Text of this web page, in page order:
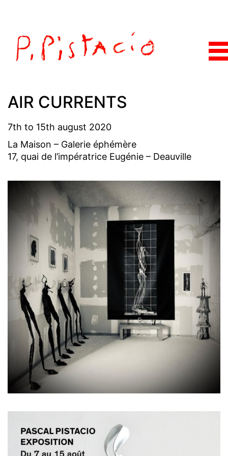
AIR CURRENTS
7th to 15th august 2020
La Maison – Galerie éphémère
17, quai de l’impératrice Eugénie – Deauville